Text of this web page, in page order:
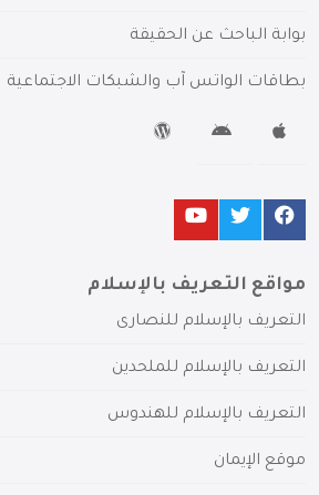
بوابة الباحث عن الحقيقة
بطاقات الواتس آب والشبكات الاجتماعية
مواقع التعريف بالإسلام
التعريف بالإسلام للنصارى
التعريف بالإسلام للملحدين
التعريف بالإسلام للهندوس
موقع الإيمان